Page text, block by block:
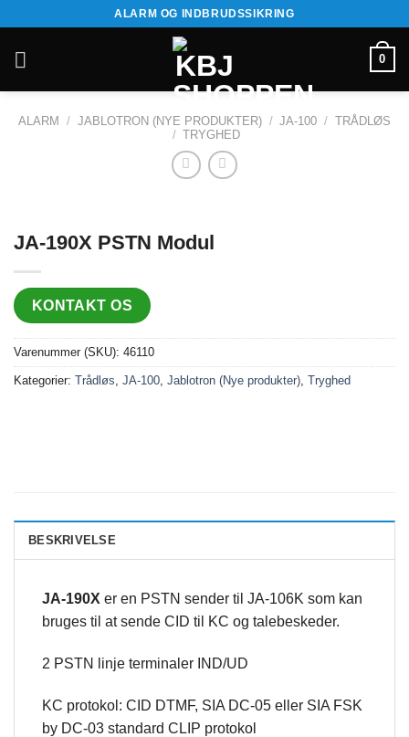
indhold
ALARM OG INDBRUDSSIKRING
0
ALARM / JABLOTRON (NYE PRODUKTER) / JA-100 / TRÅDLØS
/ TRYGHED
JA-190X PSTN Modul
KONTAKT OS
Varenummer (SKU): 46110
Kategorier: Trådløs JA-100 Jablotron (Nye produkter) Tryghed
BESKRIVELSE
JA-190X er en PSTN sender til JA-106K som kan
bruges til at sende CID til KC og talebeskeder.
2 PSTN linje terminaler IND/UD
KC protokol: CID DTMF, SIA DC-05 eller SIA FSK
by DC-03 standard CLIP protokol